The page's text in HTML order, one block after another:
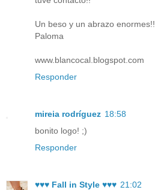
Un beso y un abrazo enormes!!
Paloma
www.blancocal.blogspot.com
Responder
mireia rodríguez 18:58
bonito logo! ;)
Responder
♥♥♥ Fall in Style ♥♥♥ 21:02